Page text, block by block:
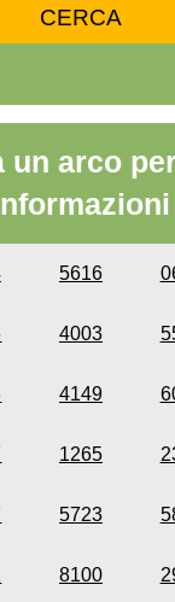
un arco
5616
4003
4149
1265
5723
8100